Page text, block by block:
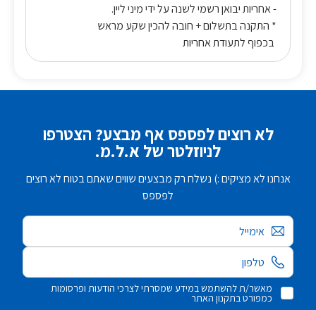
- אחריות יבואן רשמי לשנה על ידי מיני ליין.
* התקנה בתשלום + חובה להכין שקע מראש
בכפוף לתעודת אחריות
לא רוצים לפספס אף מבצע? הצטרפו
לניוזלטר של א.ל.מ.
אנחנו לא מציקים :) נשלח רק מבצעים שווים שאתם בטוח לא רוצים
לפספס
אימייל
מאשר/ת להשתמש במידע שמסרתי לצרכי הודעות ופרסומות
כמפורט בתקנון האתר